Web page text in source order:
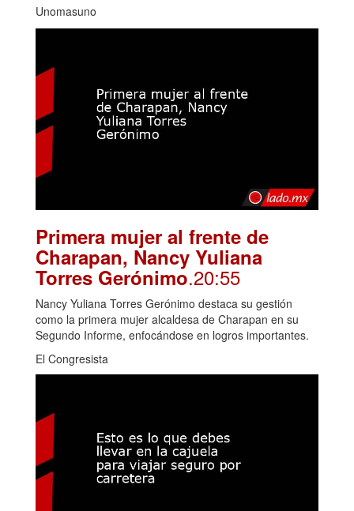
Unomasuno
Primera mujer al frente de
Charapan, Nancy Yuliana
Torres Gerónimo.20:55
Nancy Yuliana Torres Gerónimo destaca su gestión
como la primera mujer alcaldesa de Charapan en su
Segundo Informe, enfocándose en logros importantes.
El Congresista